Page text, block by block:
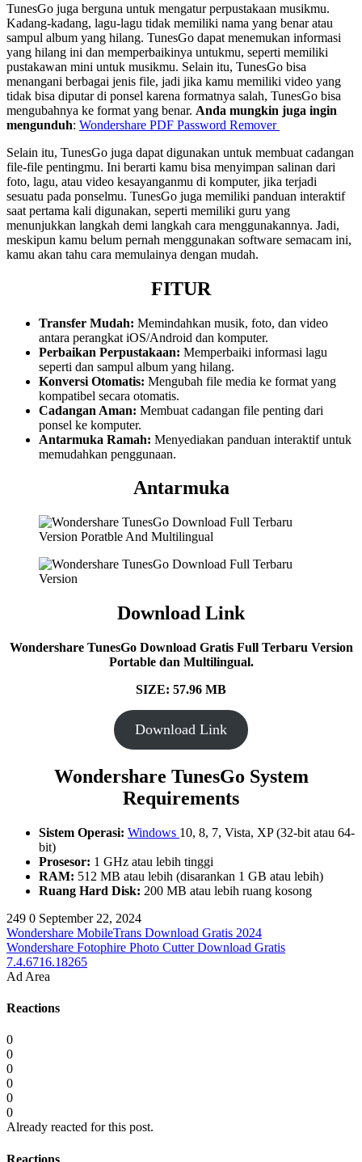
TunesGo juga berguna untuk mengatur perpustakaan musikmu.
Kadang-kadang, lagu-lagu tidak memiliki nama yang benar atau
sampul album yang hilang. TunesGo dapat menemukan informasi
yang hilang ini dan memperbaikinya untukmu, seperti memiliki
pustakawan mini untuk musikmu. Selain itu, TunesGo bisa
menangani berbagai jenis file, jadi jika kamu memiliki video yang
tidak bisa diputar di ponsel karena formatnya salah, TunesGo bisa
mengubahnya ke format yang benar. Anda mungkin juga ingin
mengunduh: Wondershare PDF Password Remover
Selain itu, TunesGo juga dapat digunakan untuk membuat cadangan
file-file pentingmu. Ini berarti kamu bisa menyimpan salinan dari
foto, lagu, atau video kesayanganmu di komputer, jika terjadi
sesuatu pada ponselmu. TunesGo juga memiliki panduan interaktif
saat pertama kali digunakan, seperti memiliki guru yang
menunjukkan langkah demi langkah cara menggunakannya. Jadi,
meskipun kamu belum pernah menggunakan software semacam ini,
kamu akan tahu cara memulainya dengan mudah.
FITUR
Transfer Mudah: Memindahkan musik, foto, dan video
antara perangkat iOS/Android dan komputer.
Perbaikan Perpustakaan: Memperbaiki informasi lagu
seperti dan sampul album yang hilang.
Konversi Otomatis: Mengubah file media ke format yang
kompatibel secara otomatis.
Cadangan Aman: Membuat cadangan file penting dari
ponsel ke komputer.
Antarmuka Ramah: Menyediakan panduan interaktif untuk
memudahkan penggunaan.
Antarmuka
Download Link
Wondershare TunesGo Download Gratis Full Terbaru Version
Portable dan Multilingual.
SIZE: 57.96 MB
Download Link
Wondershare TunesGo System
Requirements
Sistem Operasi: Windows 10, 8, 7, Vista, XP (32-bit atau 64-
bit)
Prosesor: 1 GHz atau lebih tinggi
RAM: 512 MB atau lebih (disarankan 1 GB atau lebih)
Ruang Hard Disk: 200 MB atau lebih ruang kosong
249 0 September 22, 2024
Wondershare MobileTrans Download Gratis 2024
Wondershare Fotophire Photo Cutter Download Gratis
7.4.6716.18265
Ad Area
Reactions
0
0
0
0
0
0
Already reacted for this post.
Reactions